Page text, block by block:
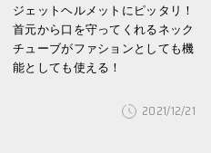
ジェットヘルメットにピッタリ！
首元から口を守ってくれるネック
チューブがファションとしても機
能としても使える！
2021/12/21